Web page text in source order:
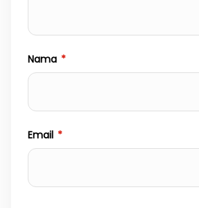
Nama *
Email *